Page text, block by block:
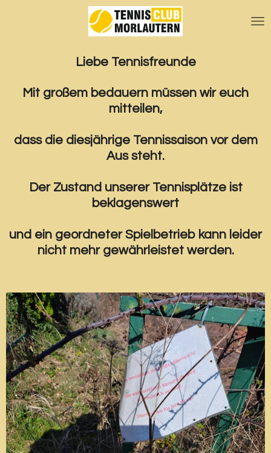
Liebe Tennisfreunde
Mit großem bedauern müssen wir euch
mitteilen,
dass die diesjährige Tennissaison vor dem
Aus steht.
Der Zustand unserer Tennisplätze ist
beklagenswert
und ein geordneter Spielbetrieb kann leider
nicht mehr gewährleistet werden.